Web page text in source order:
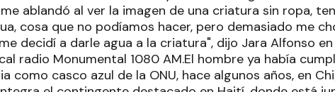
ablandó al ver la imagen de una criatura sin ropa,
cosa que no podíamos hacer, pero demasiado me
decidí a darle agua a la criatura", dijo Jara Alfonso
radio Monumental 1080 AM.El hombre ya había
como casco azul de la ONU, hace algunos años, en